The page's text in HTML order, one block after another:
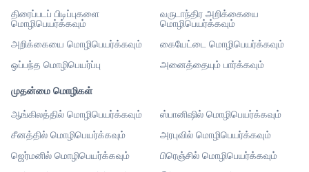
திரைப்படப் பிடிப்புகளை
மொழிபெயர்க்கவும்
வருடாந்திர அறிக்கையை
மொழிபெயர்க்கவும்
அறிக்கையை மொழிபெயர்க்கவும்
கையேட்டை மொழிபெயர்க்கவும்
ஒப்பந்த மொழிபெயர்ப்பு
அனைத்தையும் பார்க்கவும்
முதன்மை மொழிகள்
ஆங்கிலத்தில் மொழிபெயர்க்கவும்
ஸ்பானிஷில் மொழிபெயர்க்கவும்
சீனத்தில் மொழிபெயர்க்கவும்
அரபுவில் மொழிபெயர்க்கவும்
ஜெர்மனில் மொழிபெயர்க்கவும்
பிரெஞ்சில் மொழிபெயர்க்கவும்